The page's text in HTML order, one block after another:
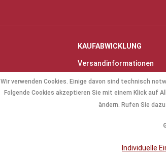
KAUFABWICKLUNG
Versandinformationen
Widerrufsrecht
* Alle Preise inkl. gesetzl.
Wir verwenden Cookies. Einige davon sind technisch
Folgende Cookies akzeptieren Sie mit einem Klick auf
ändern. Rufen Sie
Individuelle